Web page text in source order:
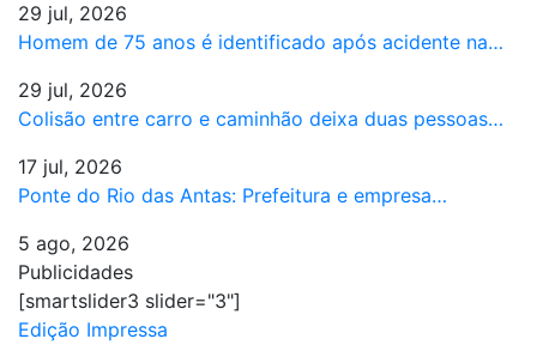
29 jul, 2026
Homem de 75 anos é identificado após acidente na…
29 jul, 2026
Colisão entre carro e caminhão deixa duas pessoas…
17 jul, 2026
Ponte do Rio das Antas: Prefeitura e empresa…
5 ago, 2026
Publicidades
[smartslider3 slider="3"]
Edição Impressa